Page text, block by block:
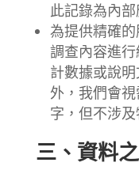
此記錄為內
為提供精確
調查內容進
計數據或說
外，我們會
字，但不涉
三、資料